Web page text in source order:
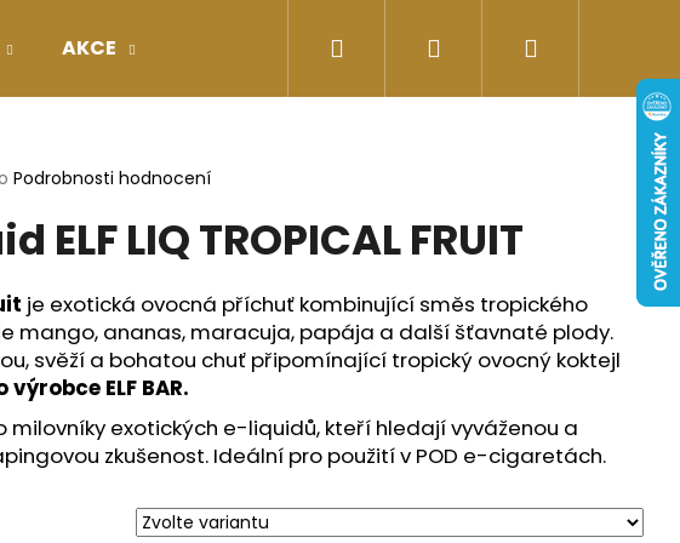
AKCE Doplňky stravy Energy-kofeinové
Přihlášení
Podrobnosti hodnocení
ELF LIQ TROPICAL FRUIT
je exotická ovocná příchuť kombinující směs tropického
mango, ananas, maracuja, papája a další šťavnaté plody.
svěží a bohatou chuť připomínající tropický ovocný koktejl
výrobce ELF BAR.
milovníky exotických e-liquidů, kteří hledají vyváženou a
zkušenost. Ideální pro použití v POD e-cigaretách.
Následující